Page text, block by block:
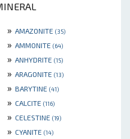
» AMAZONITE (35)
» AMMONITE (64)
» ANHYDRITE (15)
» ARAGONITE (13)
» BARYTINE (41)
» CALCITE (116)
» CELESTINE (19)
» CYANITE (14)